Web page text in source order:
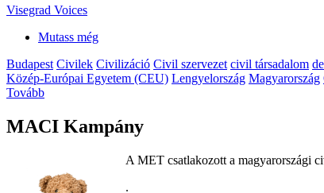
Visegrad Voices
Mutass még
Budapest Civilek Civilizáció Civil szervezet civil társadalom
Közép-Európai Egyetem (CEU) Lengyelország Magyarország
Tovább
MACI Kampány
A MET csatlakozott a magyarországi
.